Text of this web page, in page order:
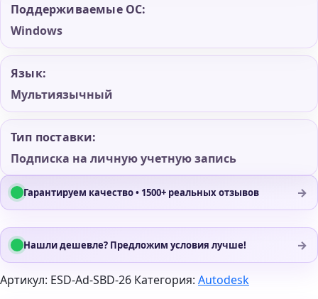
Поддерживаемые ОС:
Windows
Язык:
Мультиязычный
Тип поставки:
Подписка на личную учетную запись
Гарантируем качество • 1500+ реальных отзывов →
Нашли дешевле? Предложим условия лучше! →
Артикул: ESD-Ad-SBD-26 Категория: Autodesk